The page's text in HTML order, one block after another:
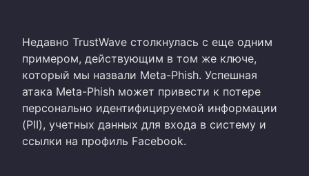
Недавно TrustWave столкнулась с еще одним
примером, действующим в том же ключе,
который мы назвали Meta-Phish. Успешная
атака Meta-Phish может привести к потере
персонально идентифицируемой информации
(PII), учетных данных для входа в систему и
ссылки на профиль Facebook.